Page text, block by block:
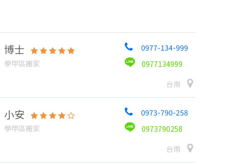
博士
學甲區搬家
0977-134-999
0977134999
台南
小安
學甲區搬家
0973-790-258
0973790258
台南